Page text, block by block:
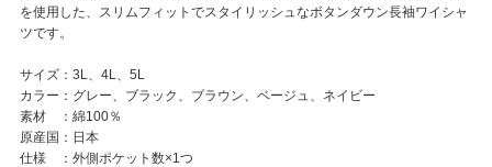
を使用した、スリムフィットでスタイリッシュなボタンダウン長袖ワイシャ
ツです。
サイズ：3L、4L、5L
カラー：グレー、ブラック、ブラウン、ベージュ、ネイビー
素材 ：綿100％
原産国：日本
仕様 ：外側ポケット数×1つ